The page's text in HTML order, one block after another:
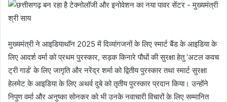
मुख्यमंत्री ने आइडियाथॉन 2025 में दिव्यांगजनों के लिए स्मार्ट बैंड के आइडिया के
लिए आदर्श वर्मा को प्रथम पुरस्कार, सड़क किनारे पौधों की सुरक्षा हेतु ‘अटल कवच
ट्री गार्ड’ के लिए जागृति और नरेंद्र शर्मा को द्वितीय पुरस्कार तथा स्मार्ट सुरक्षा
हेलमेट के आइडिया के लिए अथर्व दुबे को तृतीय पुरस्कार प्रदान किया। उन्होंने
निपुण वर्मा और अनुष्का सोनकर को भी उनके नवाचारी विचारों के लिए सम्मानित